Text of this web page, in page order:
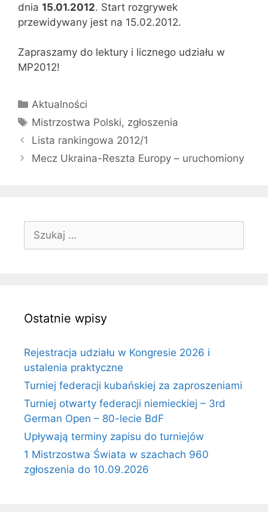
dnia 15.01.2012. Start rozgrywek
przewidywany jest na 15.02.2012.
Zapraszamy do lektury i licznego udziału w
MP2012!
Kategorie
Aktualności
Tagi
Mistrzostwa Polski, zgłoszenia
Lista rankingowa 2012/1
Mecz Ukraina-Reszta Europy – uruchomiony
Szukaj:
Ostatnie wpisy
Rejestracja udziału w Kongresie 2026 i
ustalenia praktyczne
Turniej federacji kubańskiej za zaproszeniami
Turniej otwarty federacji niemieckiej – 3rd
German Open – 80-lecie BdF
Upływają terminy zapisu do turniejów
1 Mistrzostwa Świata w szachach 960
zgłoszenia do 10.09.2026